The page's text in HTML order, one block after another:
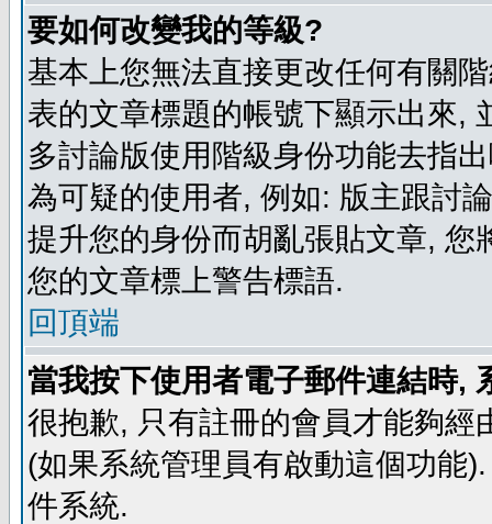
要如何改變我的等級?
基本上您無法直接更改任何有關
表的文章標題的帳號下顯示出來,
多討論版使用階級身份功能去指
為可疑的使用者, 例如: 版主跟討
提升您的身份而胡亂張貼文章,
您的文章標上警告標語.
回頂端
當我按下使用者電子郵件連結時,
很抱歉, 只有註冊的會員才能夠
(如果系統管理員有啟動這個功能
件系統.